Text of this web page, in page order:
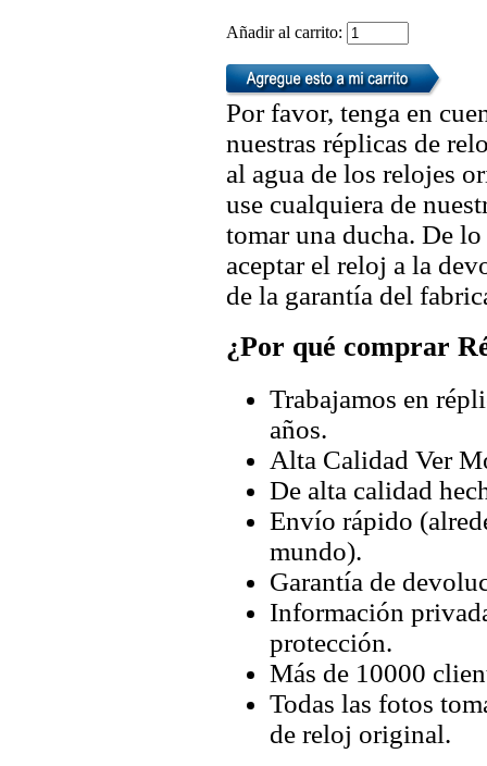
Añadir al carrito:
Por favor, tenga en
nuestras réplicas de
al agua de los relojes
use cualquiera de
tomar una ducha. De
aceptar el reloj a la
de la garantía del
¿Por qué comprar
Trabajamos en
años.
Alta Calidad Ver
De alta calidad
Envío rápido
mundo).
Garantía de
Información
protección.
Más de 10000
Todas las fotos
de reloj original.